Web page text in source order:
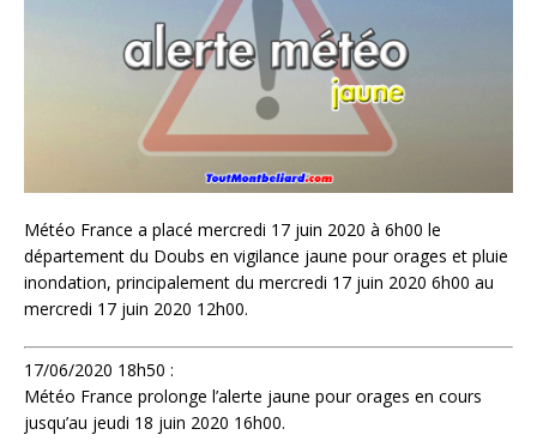
Météo France a placé mercredi 17 juin 2020 à 6h00 le
département du Doubs en vigilance jaune pour orages et pluie
inondation, principalement du mercredi 17 juin 2020 6h00 au
mercredi 17 juin 2020 12h00.
17/06/2020 18h50 :
Météo France prolonge l’alerte jaune pour orages en cours
jusqu’au jeudi 18 juin 2020 16h00.